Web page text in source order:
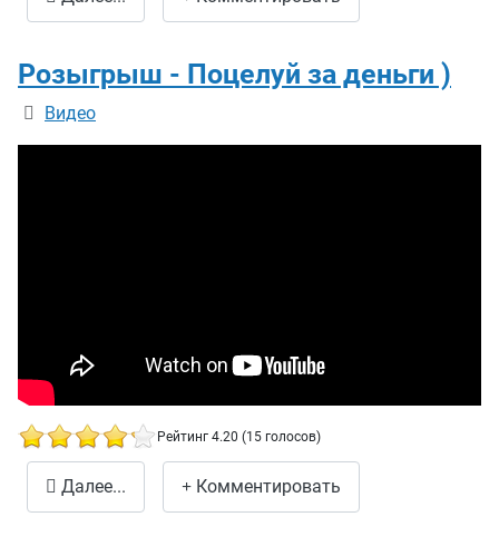
Розыгрыш - Поцелуй за деньги )
Информация о материале
Видео
Рейтинг 4.20 (15 голосов)
Далее... Комментировать